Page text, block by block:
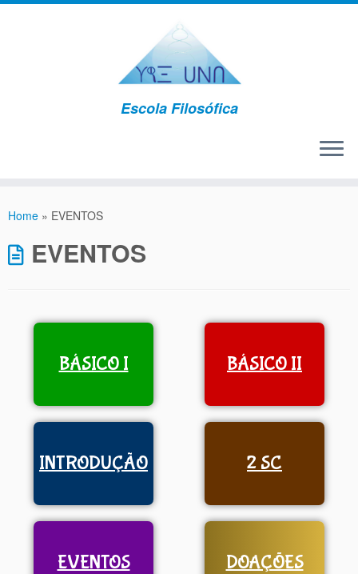
Escola Filosófica
Home » EVENTOS
EVENTOS
BÁSICO I BÁSICO II
INTRODUÇÃO 2 SC
EVENTOS DOAÇÕES